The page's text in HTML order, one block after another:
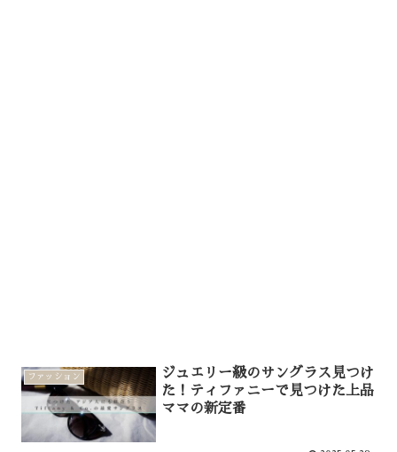
ファッション
ジュエリー級のサングラス見つけ
た！ティファニーで見つけた上品
ママの新定番